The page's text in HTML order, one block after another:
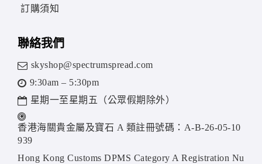
訂購須知
聯絡我們
skyshop@spectrumspread.com
9:30am – 5:30pm
星期一至星期五（公眾假期除外）
香港海關貴金屬及寶石 A 類註冊號碼：A-B-26-05-10
939
Hong Kong Customs DPMS Category A Registration Nu